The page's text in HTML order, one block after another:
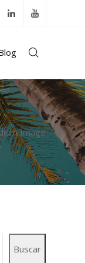
Image
Buscar